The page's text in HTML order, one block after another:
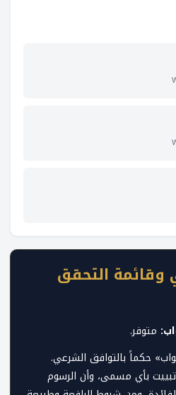
وقائمة التحقق
متوفر.
حكماً بالتوافق الشرعي.
بأي مسمى، وأن الرسوم